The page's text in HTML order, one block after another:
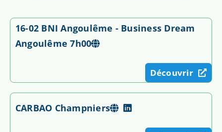
16-02 BNI Angoulême - Business Dream
Angoulême 7h00
Découvrir
CARBAO Champniers